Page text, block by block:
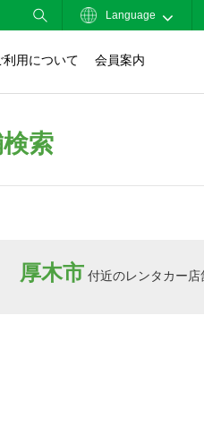
Language
利用について 会員案内
索
厚木市 付近のレンタカー店